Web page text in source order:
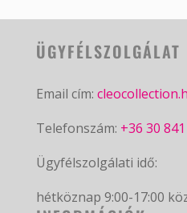
ÜGYFÉLSZOLGÁLAT
Email cím:
Telefonszám: +36 30
Ügyfélszolgálati idő:
hétköznap 9:00-17:00